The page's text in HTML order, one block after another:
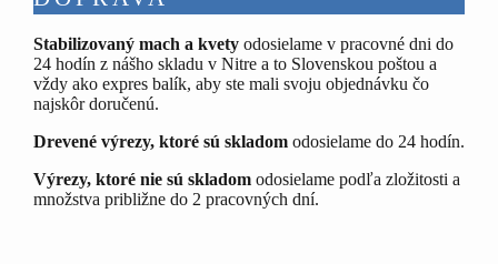
Stabilizovaný mach a kvety odosielame v pracovné dni do
24 hodín z nášho skladu v Nitre a to Slovenskou poštou a
vždy ako expres balík, aby ste mali svoju objednávku čo
najskôr doručenú.
Drevené výrezy, ktoré sú skladom odosielame do 24 hodín.
Výrezy, ktoré nie sú skladom odosielame podľa zložitosti a
množstva približne do 2 pracovných dní.